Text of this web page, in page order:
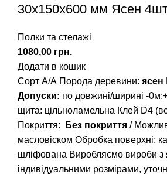
30х150х600 мм Ясен
Полки та стелажі
грн.
Додати в кошик
Сорт А/А Порода деревини: ясен
Допуски: по довжині/ширині -
щита: цільноламельна Клей D4
Покриття:
Без покриття /
масловіском Обробка поверхні:
шліфована Виробляємо вироби з
індивідуальними розмірами,